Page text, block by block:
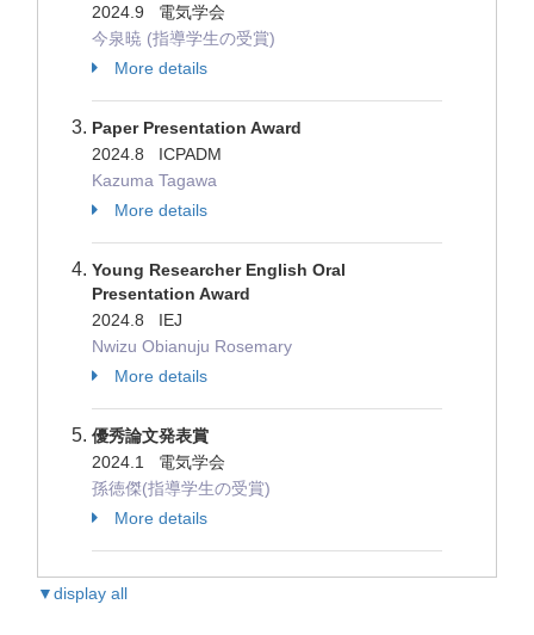
2024.9 電気学会
今泉暁 (指導学生の受賞)
More details
Paper Presentation Award
2024.8 ICPADM
Kazuma Tagawa
More details
Young Researcher English Oral
Presentation Award
2024.8 IEJ
Nwizu Obianuju Rosemary
More details
優秀論文発表賞
2024.1 電気学会
孫徳傑(指導学生の受賞)
More details
▼display all